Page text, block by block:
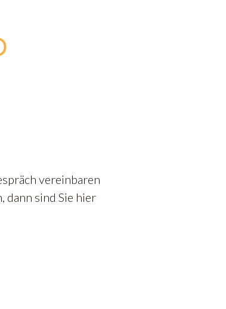
vereinbaren
dann sind Sie hier